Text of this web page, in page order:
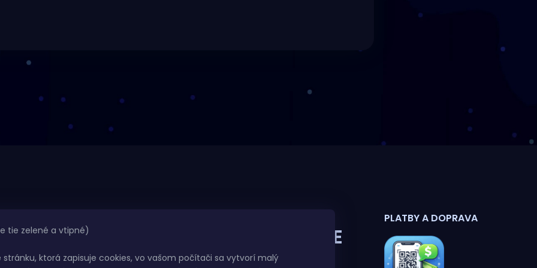
tie zelené a vtipné)
stránku, ktorá zapisuje cookies, vo vašom počítači sa vytvorí malý
Hash
INFORMÁCIE
PRE VÁS
PLATBY A DOPRAVA